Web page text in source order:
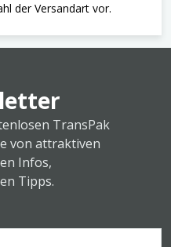
der Versandart vor.
TransPak
von attraktiven
Infos,
Tipps.